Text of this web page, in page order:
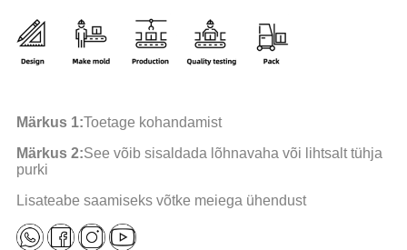
Märkus 1:Toetage kohandamist
Märkus 2:See võib sisaldada lõhnavaha või lihtsalt tühja
purki
Lisateabe saamiseks võtke meiega ühendust